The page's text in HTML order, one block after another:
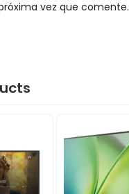
vez que comente.